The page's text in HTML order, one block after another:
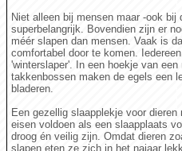
Niet alleen bij mensen maar -ook bij
superbelangrijk. Bovendien zijn er
méér slapen dan mensen. Vaak is
comfortabel door te komen.
'winterslaper'. In een hoekje van
takkenbossen maken de egels een
bladeren.
Een gezellig slaapplekje voor
eisen voldoen als een slaapplaats
droog én veilig zijn. Omdat dieren
slapen eten ze zich in het najaar